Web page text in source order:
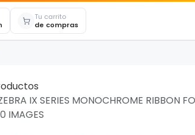
Tu carrito
de compras
IX SERIES MONOCHROME RIBBON
IMAGES